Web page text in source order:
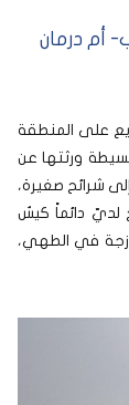
أم درمان
على المنطقة
عمر (28 عاماً). كيف أن عادة بسيطة ورثتها عن
شرائح صغيرة،
دائماً كيسٌ
في الطهي،